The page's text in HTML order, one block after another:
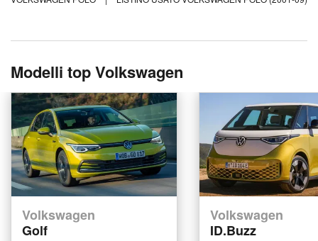
Modelli top Volkswagen
Volkswagen
Golf
Volkswagen
ID.Buzz